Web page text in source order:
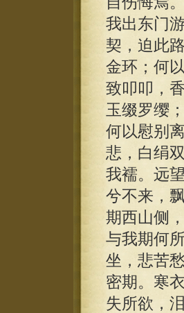
我出东门
契，迫此
金环；何
致叩叩，
玉缀罗缨
何以慰别
悲，白绢
我襦。远
兮不来，
期西山侧
与我期何
坐，悲苦
密期。寒
失所欲，